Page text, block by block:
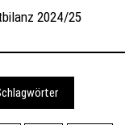
2024/25